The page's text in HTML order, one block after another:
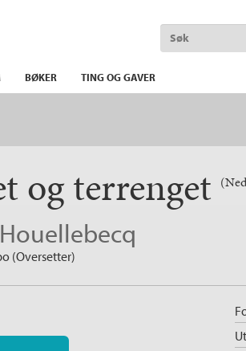
BØKER TING OG GAVER
og terrenget
(Oversetter)